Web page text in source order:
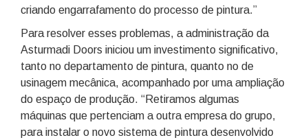
criando engarrafamento do processo de pintura.”
Para resolver esses problemas, a administração da
Asturmadi Doors iniciou um investimento significativo,
tanto no departamento de pintura, quanto no de
usinagem mecânica, acompanhado por uma ampliação
do espaço de produção. “Retiramos algumas
máquinas que pertenciam a outra empresa do grupo,
para instalar o novo sistema de pintura desenvolvido